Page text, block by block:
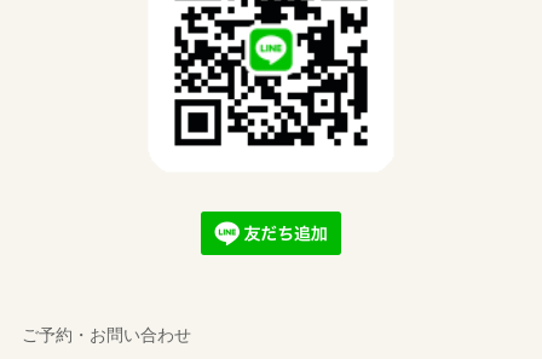
ご予約・お問い合わせ